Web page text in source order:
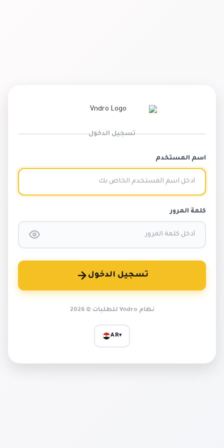
تسجيل الدخول
اسم المستخدم
كلمة المرور
تسجيل الدخول
نظام Vndro للطلبات © 2026
▾
AR